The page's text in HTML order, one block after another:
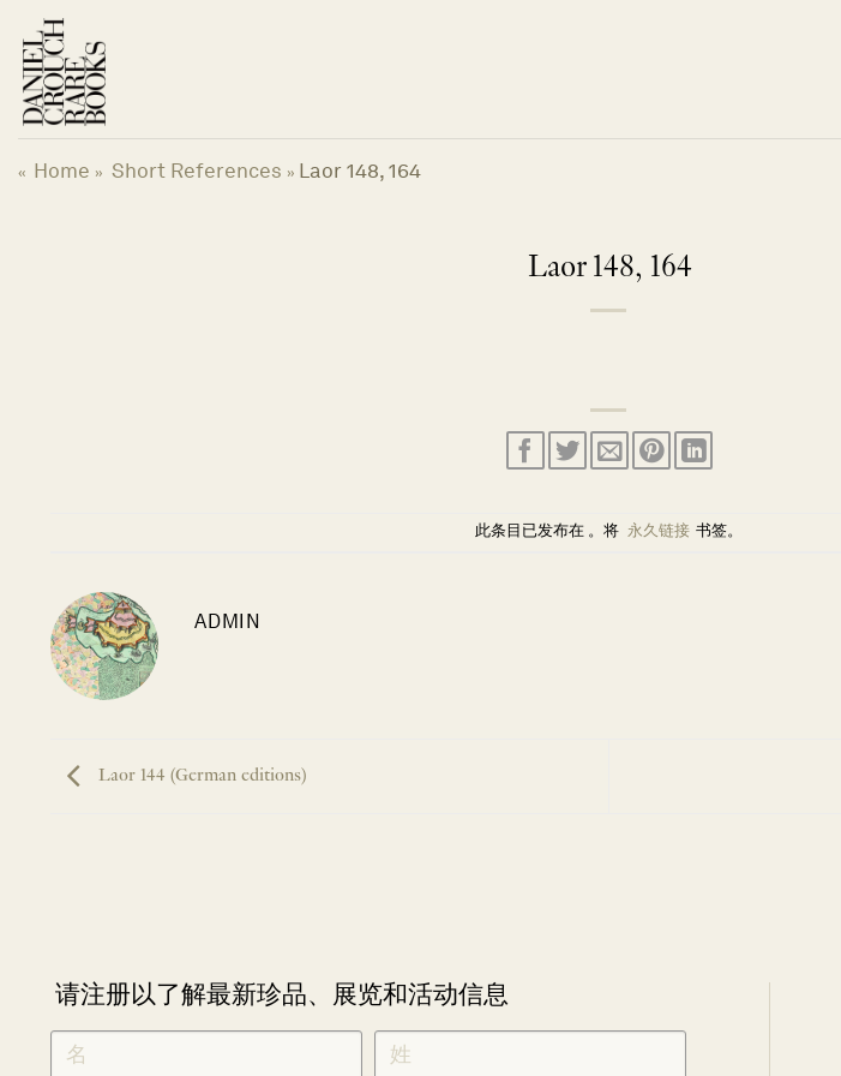
« Home » Short References » Laor 148, 164
Laor 148, 164
此条目已发布在 。将 永久链接 书签。
ADMIN
Laor 144 (German editions)
请注册以了解最新珍品、展览和活动信息
NEWLETTER
SIGNUP
CHINESE